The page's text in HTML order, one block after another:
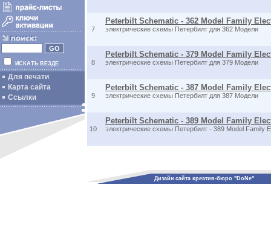
ИСКАТЬ ВЕЗДЕ
Для печати
Карта сайта
Ссылки
7
Peterbilt Schematic - 362 Model Family
электрические схемы Петербилт для 362 Модели
8
Peterbilt Schematic - 379 Model Family
электрические схемы Петербилт для 379 Модели
9
Peterbilt Schematic - 387 Model Family
электрические схемы Петербилт для 387 Модели
10
Peterbilt Schematic - 389 Model Family
электрические схемы Петербилт - 389 Model Family
Дизайн сайта креатив-бюро "DoNe"